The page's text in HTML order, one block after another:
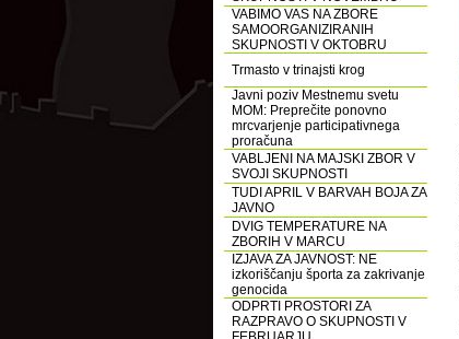
VABIMO VAS NA ZBORE
SAMOORGANIZIRANIH
SKUPNOSTI V OKTOBRU
Trmasto v trinajsti krog
Javni poziv Mestnemu svetu
MOM: Preprečite ponovno
mrcvarjenje participativnega
proračuna
VABLJENI NA MAJSKI ZBOR V
SVOJI SKUPNOSTI
TUDI APRIL V BARVAH BOJA ZA
JAVNO
DVIG TEMPERATURE NA
ZBORIH V MARCU
IZJAVA ZA JAVNOST: NE
izkoriščanju športa za zakrivanje
genocida
ODPRTI PROSTORI ZA
RAZPRAVO O SKUPNOSTI V